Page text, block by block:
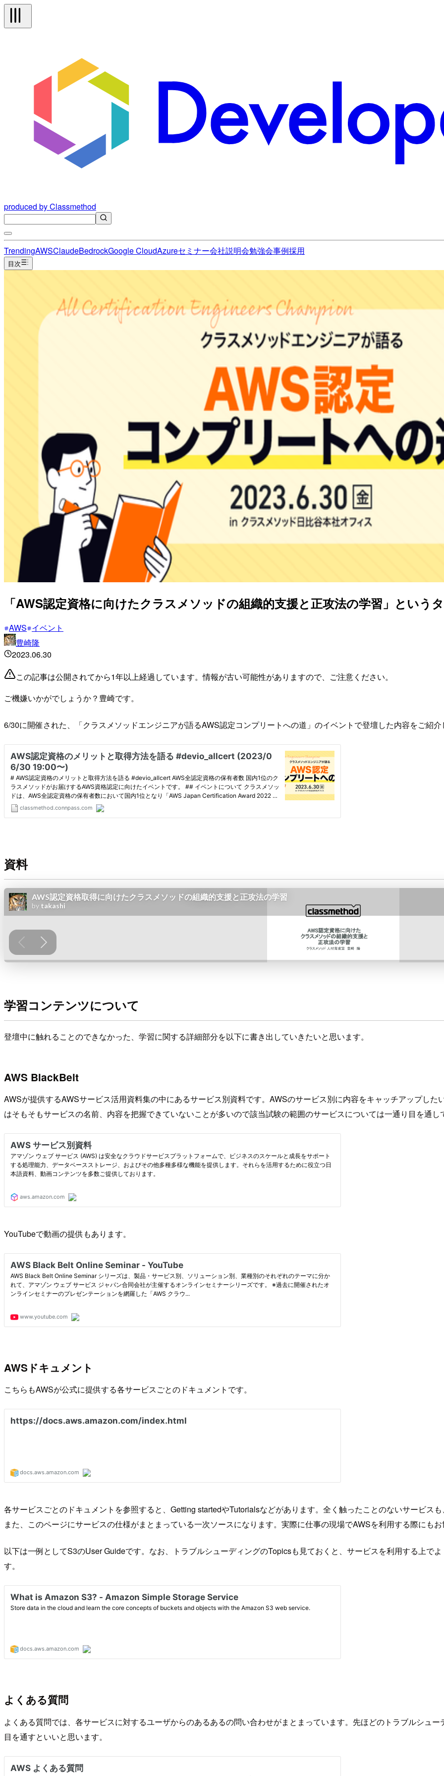
produced by Classmethod
TrendingAWSClaudeBedrockGoogle CloudAzureセミナー会社説明会勉強会事例採用
目次
「AWS認定資格に向けたクラスメソッドの組織的支援と正攻法の学習」とい
AWS イベント
豊崎隆
2023.06.30
この記事は公開されてから1年以上経過しています。情報が古い可能性がありますので、ご注意ください。
ご機嫌いかがでしょうか？豊崎です。
6/30に開催された、「クラスメソッドエンジニアが語るAWS認定コンプリートへの道」のイベントで登壇した内容をご紹
資料
学習コンテンツについて
登壇中に触れることのできなかった、学習に関する詳細部分を以下に書き出していきたいと思います。
AWS BlackBelt
AWSが提供するAWSサービス活用資料集の中にあるサービス別資料です。AWSのサービス別に内容をキャッチアップし
はそもそもサービスの名前、内容を把握できていないことが多いので該当試験の範囲のサービスについては一通り目を通
YouTubeで動画の提供もあります。
AWSドキュメント
こちらもAWSが公式に提供する各サービスごとのドキュメントです。
各サービスごとのドキュメントを参照すると、Getting startedやTutorialsなどがあります。全く触ったことのないサービス
また、このページにサービスの仕様がまとまっている一次ソースになります。実際に仕事の現場でAWSを利用する際にも
以下は一例としてS3のUser Guideです。なお、トラブルシューディングのTopicsも見ておくと、サービスを利用する上で
す。
よくある質問
よくある質問では、各サービスに対するユーザからのあるあるの問い合わせがまとまっています。先ほどのトラブルシュ
目を通すといいと思います。